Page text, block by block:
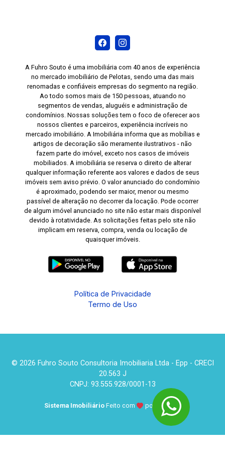
A Fuhro Souto é uma imobiliária com 40 anos de experiência
no mercado imobiliário de Pelotas, sendo uma das mais
renomadas e confiáveis empresas do segmento na região.
Ao todo somos mais de 150 pessoas, atuando no
segmentos de vendas, aluguéis e administração de
condomínios. Nossas soluções tem o foco de oferecer aos
nossos clientes e parceiros, experiência incríveis no
mercado imobiliário. A Imobiliária informa que as mobílias e
artigos de decoração são meramente ilustrativos - não
fazem parte do imóvel, exceto nos casos de imóveis
mobiliados. A imobiliária se reserva o direito de alterar
qualquer informação referente aos valores e dados de seus
imóveis sem aviso prévio. O valor anunciado do condomínio
é aproximado, podendo ser maior, menor ou mesmo
passível de alteração no decorrer da locação. Pode ocorrer
de algum imóvel anunciado no site não estar mais disponível
devido à rotatividade. As solicitações feitas pelo site não
implicam em reserva, compra, venda ou locação de
quaisquer imóveis.
Política de Privacidade
Termo de Uso
© 2026 Fuhro Souto Consultoria Imobiliaria Ltda - Epp - CRECI
20.563 J
CNPJ: 93.555.928/0001-13
Sistema Imobiliário Feito com por KUROLE